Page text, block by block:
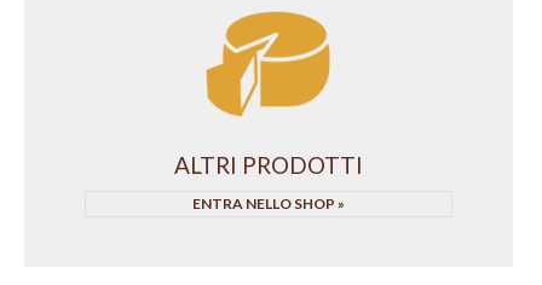
ALTRI PRODOTTI
ENTRA NELLO SHOP